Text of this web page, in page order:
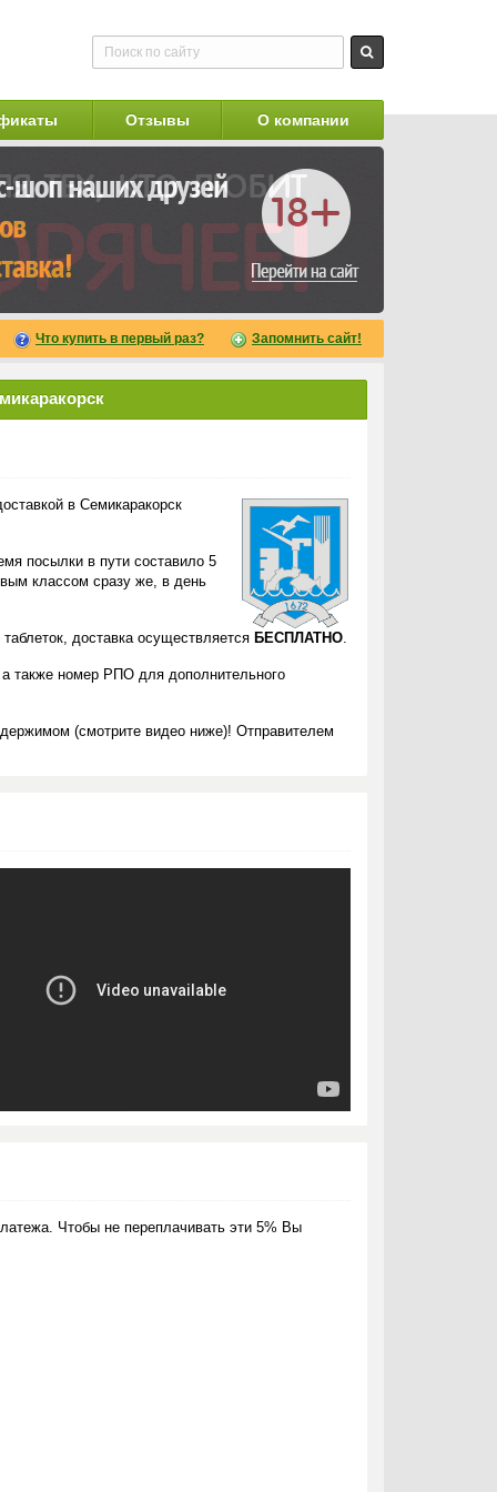
Отзывы О компании
Что купить в первый раз? Запомнить сайт!
в Семикаракорск
посылки в пути составило 5
классом сразу же, в день
доставка осуществляется БЕСПЛАТНО.
также номер РПО для дополнительного
(смотрите видео ниже)! Отправителем
Чтобы не переплачивать эти 5% Вы